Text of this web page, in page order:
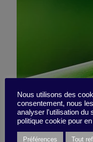
The Fable
or Die
Nous utilisons des
consentement, nous
analyser l'utilisation du
politique cookie pour
Préférences Tout